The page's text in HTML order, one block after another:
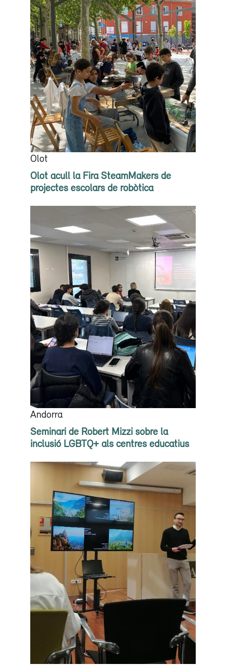
Olot
Olot acull la Fira SteamMakers de
projectes escolars de robòtica
Andorra
Seminari de Robert Mizzi sobre la
inclusió LGBTQ+ als centres educatius